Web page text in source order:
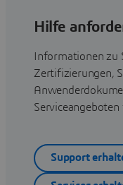
Hilfe
Informationen zu
Zertifizierungen,
Serviceangeboten
Support